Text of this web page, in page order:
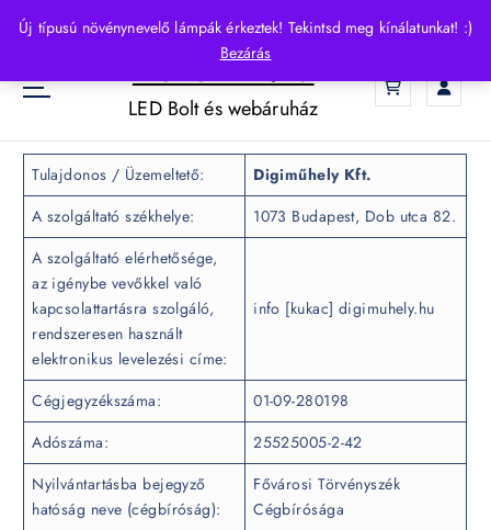
Új típusú növénynevelő lámpák érkeztek! Tekintsd meg kínálatunkat! :)
Bezárás
p
o
HelloLED.hu
LED Bolt és webáruház
Tulajdonos / Üzemeltető:
Digiműhely Kft.
A szolgáltató székhelye:
1073 Budapest, Dob utca 82.
A szolgáltató elérhetősége,
az igénybe vevőkkel való
kapcsolattartásra szolgáló,
rendszeresen használt
elektronikus levelezési címe:
info [kukac] digimuhely.hu
Cégjegyzékszáma:
01-09-280198
Adószáma:
25525005-2-42
Nyilvántartásba bejegyző
hatóság neve (cégbíróság):
Fővárosi Törvényszék
Cégbírósága